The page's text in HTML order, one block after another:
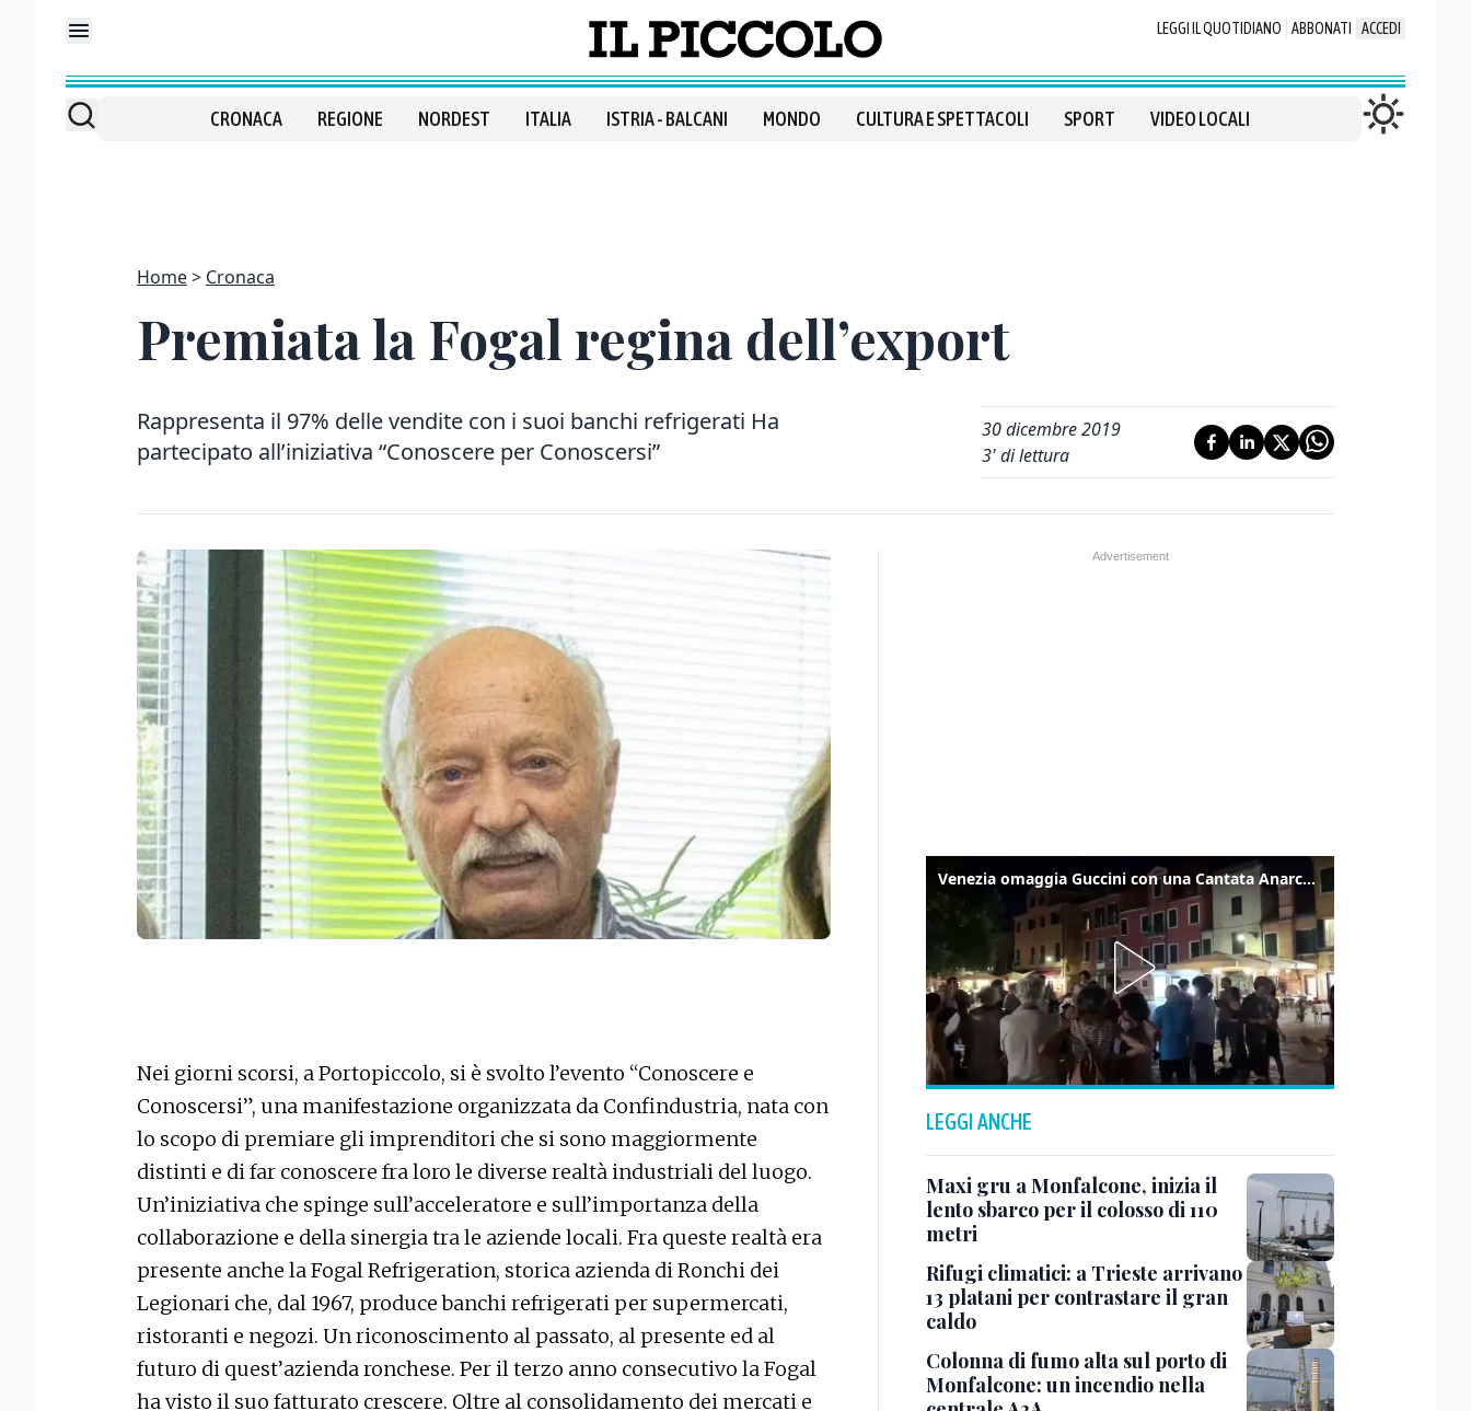
LEGGI IL QUOTIDIANO ABBONATI ACCEDI
CRONACA REGIONE NORDEST ITALIA ISTRIA - BALCANI MONDO CULTURA E SPETTACOLI SPORT VIDEO LOCALI
Home Cronaca
Premiata la Fogal regina dell’export
Rappresenta il 97% delle vendite con i suoi banchi refrigerati Ha
partecipato all’iniziativa “Conoscere per Conoscersi”
30 dicembre 2019
3' di lettura
Nei giorni scorsi, a Portopiccolo, si è svolto l’evento “Conoscere e
Conoscersi”, una manifestazione organizzata da Confindustria, nata con
lo scopo di premiare gli imprenditori che si sono maggiormente
distinti e di far conoscere fra loro le diverse realtà industriali del luogo.
Un’iniziativa che spinge sull’acceleratore e sull’importanza della
collaborazione e della sinergia tra le aziende locali. Fra queste realtà era
presente anche la Fogal Refrigeration, storica azienda di Ronchi dei
Legionari che, dal 1967, produce banchi refrigerati per supermercati,
ristoranti e negozi. Un riconoscimento al passato, al presente ed al
futuro di quest’azienda ronchese. Per il terzo anno consecutivo la Fogal
ha visto il suo fatturato crescere. Oltre al consolidamento dei mercati e
Venezia omaggia Guccini con una Cantata Anarchica in campo Santa Margherita
LEGGI ANCHE
Maxi gru a Monfalcone, inizia il
lento sbarco per il colosso di 110
metri
Rifugi climatici: a Trieste arrivano
13 platani per contrastare il gran
caldo
Colonna di fumo alta sul porto di
Monfalcone: un incendio nella